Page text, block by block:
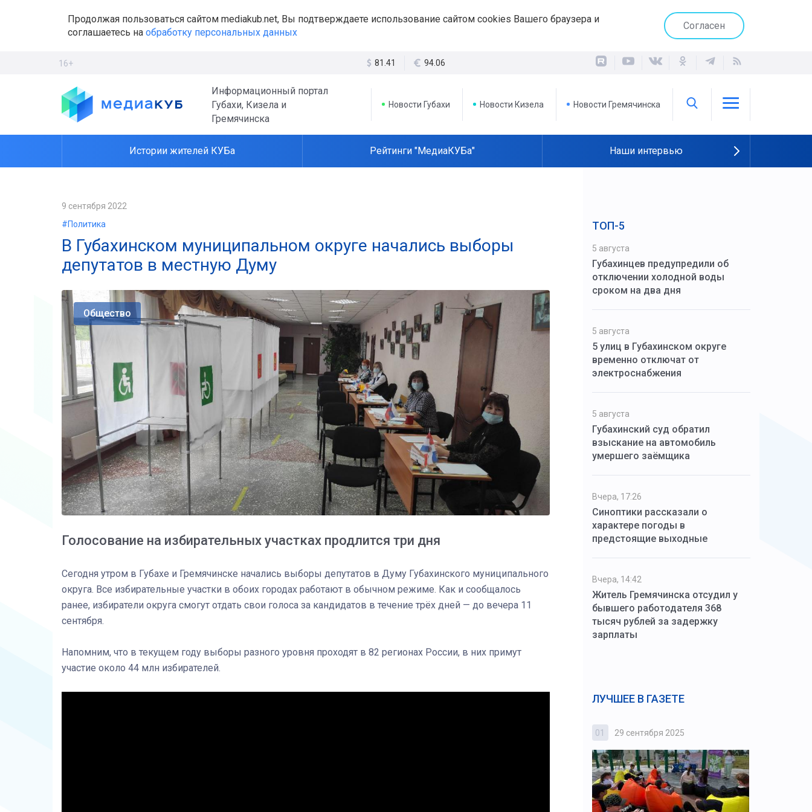
Продолжая пользоваться сайтом mediakub.net, Вы подтверждаете использование сайтом cookies Вашего браузера и
соглашаетесь на обработку персональных данных
Согласен
16+ 81.41 94.06
Информационный портал
Губахи, Кизела и
Гремячинска
Новости Губахи Новости Кизела Новости Гремячинска
Истории жителей КУБа Рейтинги "МедиаКУБа" Наши интервью
9 сентября 2022
#Политика
В Губахинском муниципальном округе начались выборы
депутатов в местную Думу
Общество
Голосование на избирательных участках продлится три дня
Сегодня утром в Губахе и Гремячинске начались выборы депутатов в Думу Губахинского муниципального
округа. Все избирательные участки в обоих городах работают в обычном режиме. Как и сообщалось
ранее, избиратели округа смогут отдать свои голоса за кандидатов в течение трёх дней — до вечера 11
сентября.
Напомним, что в текущем году выборы разного уровня проходят в 82 регионах России, в них примут
участие около 44 млн избирателей.
ТОП-5
5 августа
Губахинцев предупредили об
отключении холодной воды
сроком на два дня
5 августа
5 улиц в Губахинском округе
временно отключат от
электроснабжения
5 августа
Губахинский суд обратил
взыскание на автомобиль
умершего заёмщика
Вчера, 17:26
Синоптики рассказали о
характере погоды в
предстоящие выходные
Вчера, 14:42
Житель Гремячинска отсудил у
бывшего работодателя 368
тысяч рублей за задержку
зарплаты
ЛУЧШЕЕ В ГАЗЕТЕ
01 29 сентября 2025